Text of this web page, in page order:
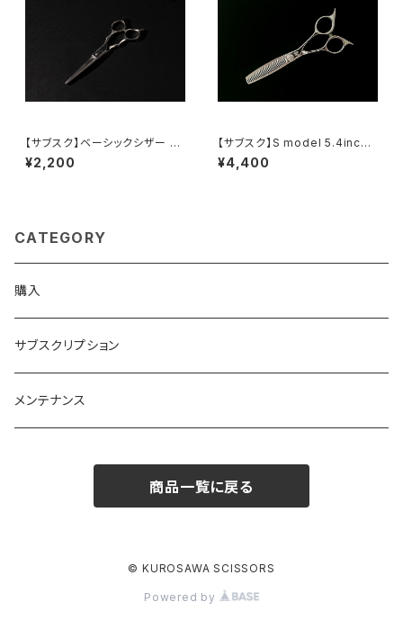
【サブスク】ベーシックシザー 5.
5inch（メガネ）
¥2,200
【サブスク】S model 5.4inch
(30%)
¥4,400
CATEGORY
購入
サブスクリプション
メンテナンス
商品一覧に戻る
© KUROSAWA SCISSORS
Powered by